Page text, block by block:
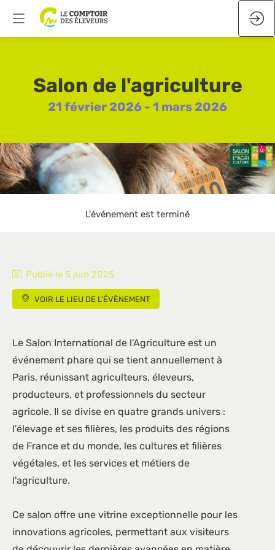
Salon de l'agriculture
21 février 2026 - 1 mars 2026
L'événement est terminé
Publié le 5 juin 2025
VOIR LE LIEU DE L'ÉVÈNEMENT
Le Salon International de l'Agriculture est un
événement phare qui se tient annuellement à
Paris, réunissant agriculteurs, éleveurs,
producteurs, et professionnels du secteur
agricole. Il se divise en quatre grands univers :
l'élevage et ses filières, les produits des régions
de France et du monde, les cultures et filières
végétales, et les services et métiers de
l'agriculture.
Ce salon offre une vitrine exceptionnelle pour les
innovations agricoles, permettant aux visiteurs